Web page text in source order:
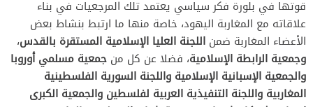
قوتها في بلورة فكر سياسي يعتمد تلك المرجعيات في بناء
علاقاته مع المغاربة اليهود، خاصة منها ما ارتبط بنشاط بعض
الأعضاء المغاربة ضمن اللجنة العليا الإسلامية المستقرة بالقدس،
وجمعية الرابطة الإسلامية، فضلا عن كل من جمعية مسلمي أوروبا
والجمعية الإسبانية الإسلامية واللجنة السورية الفلسطينية
المغاربية واللجنة التنفيذية العربية لفلسطين والجمعية الكبرى